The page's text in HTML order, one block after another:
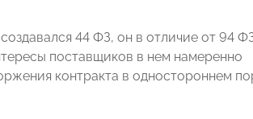
44 ФЗ, он в отличие от 94
поставщиков в нем намеренно
контракта в одностороннем